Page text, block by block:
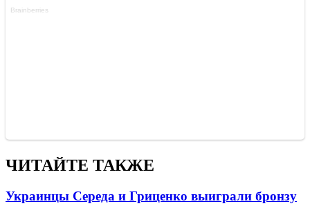
ЧИТАЙТЕ ТАКЖЕ
Украинцы Середа и Гриценко выиграли бронзу